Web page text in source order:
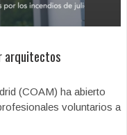
arquitectos
(COAM) ha abierto
voluntarios a